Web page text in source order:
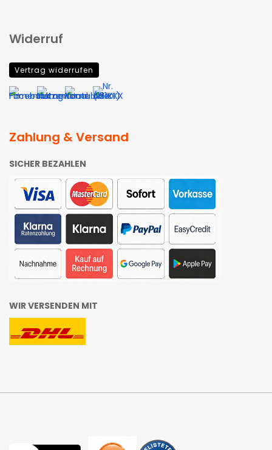
Widerruf
Vertrag widerrufen
Zahlung & Versand
SICHER BEZAHLEN
WIR VERSENDEN MIT